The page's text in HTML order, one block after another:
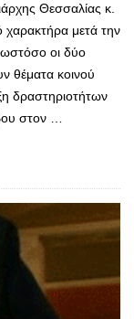
Θεσσαλίας κ.
χαρακτήρα μετά την
οι δύο
θέματα κοινού
δραστηριοτήτων
στον …